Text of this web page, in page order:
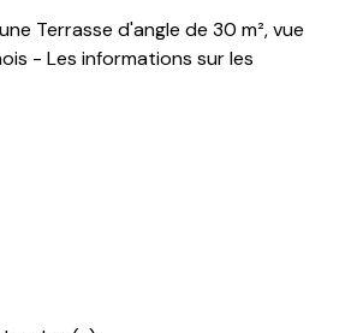
Terrasse d'angle de 30 m², vue
- Les informations sur les